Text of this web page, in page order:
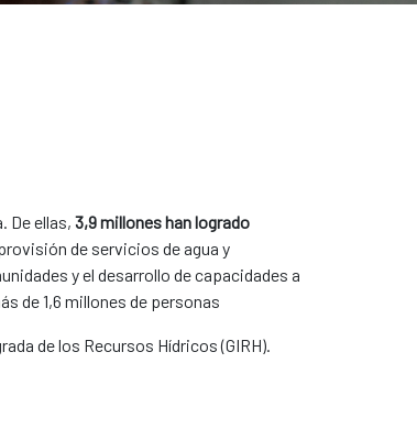
De ellas, 3,9 millones han logrado
de servicios de agua y
y el desarrollo de capacidades a
de 1,6 millones de personas
de los Recursos Hídricos (GIRH).